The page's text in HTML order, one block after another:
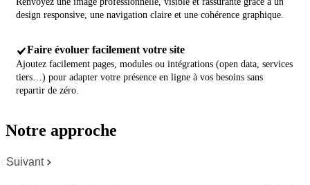
design responsive, une navigation claire et une cohérence graphique.
Faire évoluer facilement votre site
Ajoutez facilement pages, modules ou intégrations (open data, services
tiers…) pour adapter votre présence en ligne à vos besoins sans
repartir de zéro.
Notre approche
Suivant